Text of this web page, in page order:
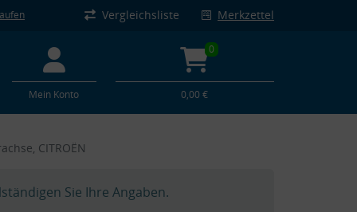
Vergleichsliste Merkzettel
Mein Konto
0
0,00 €
CITROËN
Sie Ihre Angaben.